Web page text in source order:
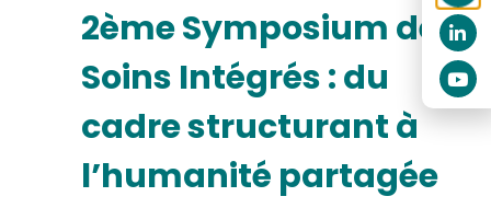
2ème Symposium des
Soins Intégrés : du
cadre structurant à
l’humanité partagée